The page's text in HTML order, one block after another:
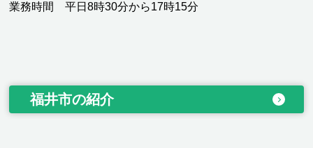
業務時間 平日8時30分から17時15分
福井市の紹介